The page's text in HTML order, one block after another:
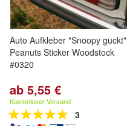
Auto Aufkleber "Snoopy guckt"
Peanuts Sticker Woodstock
#0320
ab 5,55 €
Kostenloser Versand
3